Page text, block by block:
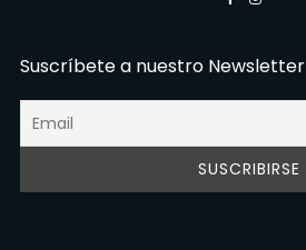
Suscríbete a nuestro Newsletter